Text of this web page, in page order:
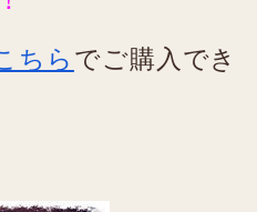
ちら でご購入でき